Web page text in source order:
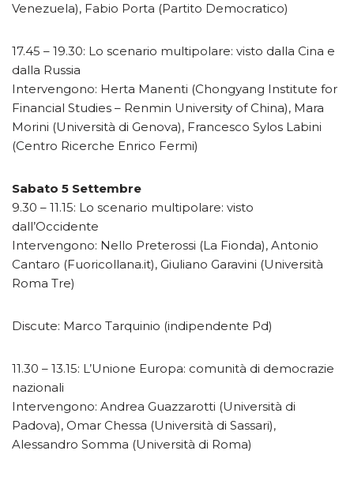
Venezuela), Fabio Porta (Partito Democratico)
17.45 – 19.30: Lo scenario multipolare: visto dalla Cina e
dalla Russia
Intervengono: Herta Manenti (Chongyang Institute for
Financial Studies – Renmin University of China), Mara
Morini (Università di Genova), Francesco Sylos Labini
(Centro Ricerche Enrico Fermi)
Sabato 5 Settembre
9.30 – 11.15: Lo scenario multipolare: visto
dall’Occidente
Intervengono: Nello Preterossi (La Fionda), Antonio
Cantaro (Fuoricollana.it), Giuliano Garavini (Università
Roma Tre)
Discute: Marco Tarquinio (indipendente Pd)
11.30 – 13.15: L’Unione Europa: comunità di democrazie
nazionali
Intervengono: Andrea Guazzarotti (Università di
Padova), Omar Chessa (Università di Sassari),
Alessandro Somma (Università di Roma)